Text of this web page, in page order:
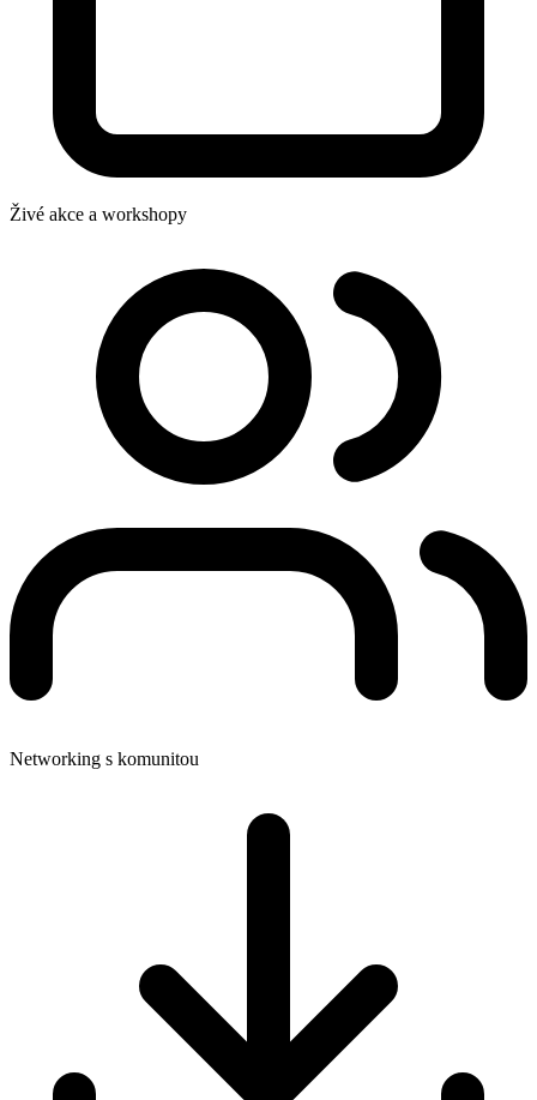
Živé akce a workshopy
Networking s komunitou